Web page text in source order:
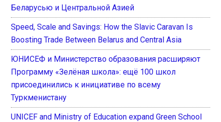
Беларусью и Центральной Азией
Speed, Scale and Savings: How the Slavic Caravan Is
Boosting Trade Between Belarus and Central Asia
ЮНИСЕФ и Министерство образования расширяют
Программу «Зелёная школа»: ещё 100 школ
присоединились к инициативе по всему
Туркменистану
UNICEF and Ministry of Education expand Green School